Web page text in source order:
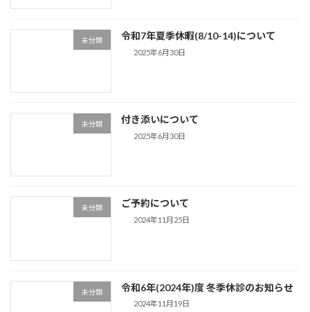
未分類 令和7年夏季休暇(8/10-14)について
2025年6月30日
未分類 付き添いについて
2025年6月30日
未分類 ご予約について
2024年11月25日
未分類 令和6年(2024年)度 冬季休診のお知らせ
2024年11月19日